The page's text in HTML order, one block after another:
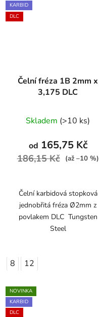
KARBID
DLC
Čelní fréza 1B 2mm x
3,175 DLC
Skladem (>10 ks)
od 165,75 Kč
186,15 Kč (až –10 %)
Čelní karbidová stopková
jednobřitá fréza Ø2mm z
povlakem DLC Tungsten
Steel
8 12
NOVINKA
KARBID
DLC